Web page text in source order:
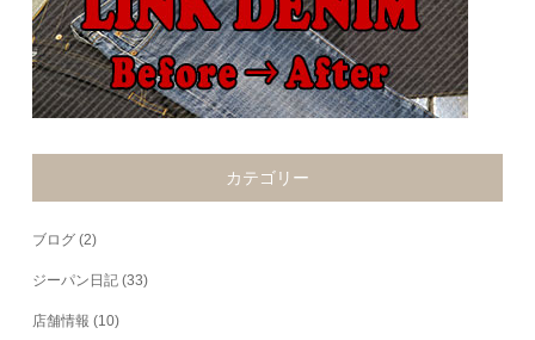
カテゴリー
ブログ (2)
ジーパン日記 (33)
店舗情報 (10)